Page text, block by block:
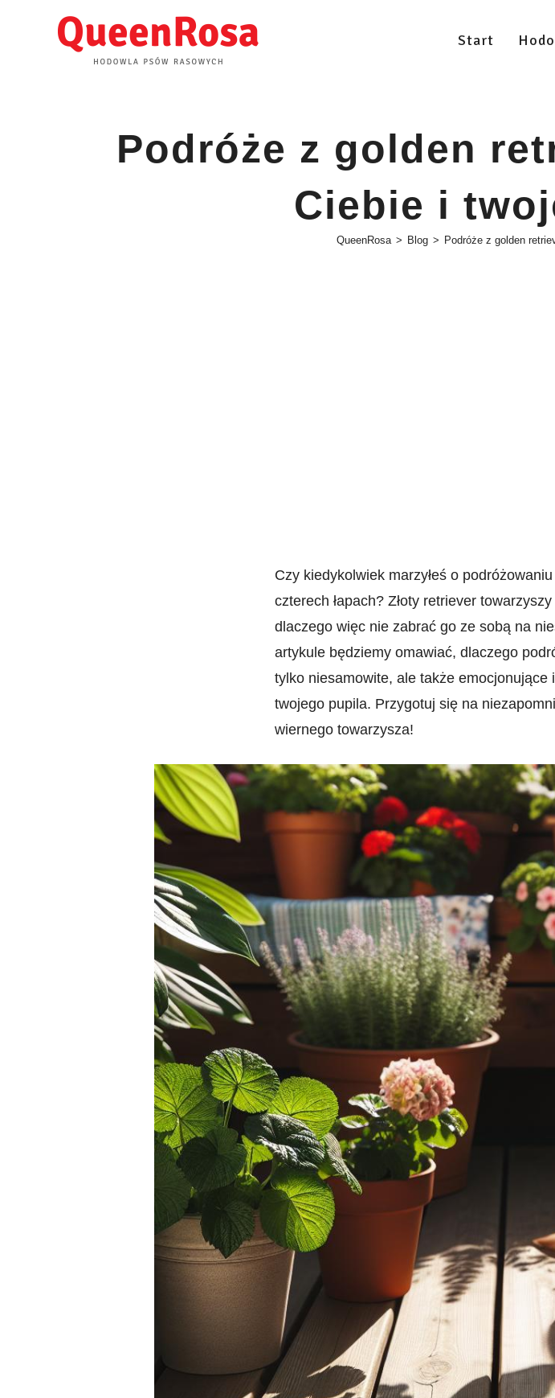
Start
Podróże z golden
Ciebie i
QueenRosa > Blog > Podróże z golden
Czy⁣ kiedykolwiek marzyłeś o
czterech łapach? ⁤Złoty retriever
dlaczego ⁤więc ⁣nie zabrać go ze‌ sobą ​na⁢
‌artykule będziemy omawiać, dlaczego
tylko niesamowite, ale także
twojego pupila. Przygotuj ⁢się na
wiernego towarzysza!